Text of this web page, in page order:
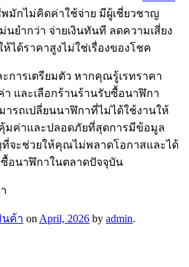
มักไม่คิดค่าใช้จ่าย มีผู้เชี่ยวชาญ
นยำกว่า จ่ายเงินทันที ลดความเสี่ยง
ได้ราคาสูงไม่ใช่เรื่องของโชค
การเตรียมตัว หากคุณรู้เรทราคา
า และเลือกร้านร้านรับซื้อนาฬิกา
รถเปลี่ยนนาฬิกาที่ไม่ได้ใช้งานให้
คุ้มค่าและปลอดภัยที่สุดการมีข้อมูล
จะช่วยให้คุณไม่พลาดโอกาสและได้
อนาฬิกาในตลาดปัจจุบัน
นค้า on April, 2026 by admin.